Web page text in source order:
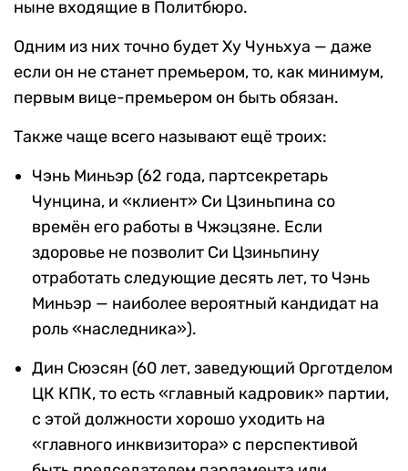
ныне входящие в Политбюро.
Одним из них точно будет Ху Чуньхуа — даже
если он не станет премьером, то, как минимум,
первым вице-премьером он быть обязан.
Также чаще всего называют ещё троих:
Чэнь Миньэр (62 года, партсекретарь
Чунцина, и «клиент» Си Цзиньпина со
времён его работы в Чжэцзяне. Если
здоровье не позволит Си Цзиньпину
отработать следующие десять лет, то Чэнь
Миньэр — наиболее вероятный кандидат на
роль «наследника»).
Дин Сюэсян (60 лет, заведующий Орготделом
ЦК КПК, то есть «главный кадровик» партии,
с этой должности хорошо уходить на
«главного инквизитора» с перспективой